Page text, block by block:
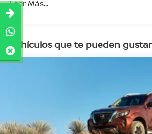
Leer Más...
Vehículos que te pueden gustar